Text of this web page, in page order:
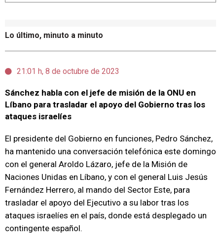
Lo último, minuto a minuto
21:01 h, 8 de octubre de 2023
Sánchez habla con el jefe de misión de la ONU en
Líbano para trasladar el apoyo del Gobierno tras los
ataques israelíes
El presidente del Gobierno en funciones, Pedro Sánchez,
ha mantenido una conversación telefónica este domingo
con el general Aroldo Lázaro, jefe de la Misión de
Naciones Unidas en Líbano, y con el general Luis Jesús
Fernández Herrero, al mando del Sector Este, para
trasladar el apoyo del Ejecutivo a su labor tras los
ataques israelíes en el país, donde está desplegado un
contingente español.